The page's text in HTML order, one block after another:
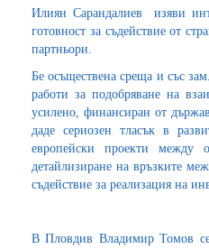
Илиян Сарандалиев изяви
готовност за съдействие от
партньори.
Бе осъществена среща и със
работи за подобряване на
усилено, финансиран от
даде сериозен тласък в
европейски проекти
детайлизиране на връзките
съдействие за реализация на
В Пловдив Владимир Томов се